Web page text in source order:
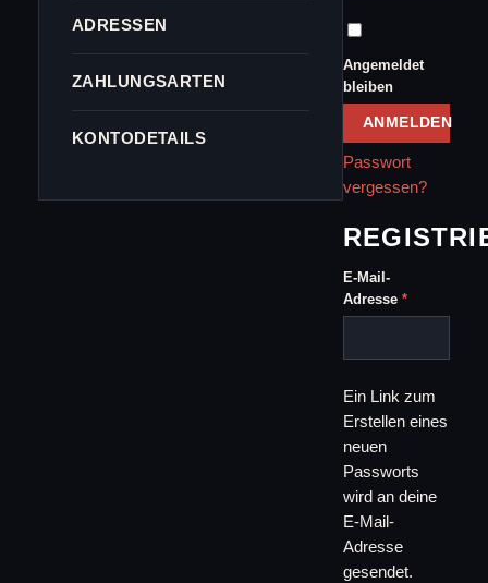
ADRESSEN
ZAHLUNGSARTEN
KONTODETAILS
Angemeldet
bleiben
ANMELDEN
Passwort
vergessen?
E-Mail-
Adresse *Erforderlich
Ein Link zum
Erstellen eines
neuen
Passworts
wird an deine
E-Mail-
Adresse
gesendet.